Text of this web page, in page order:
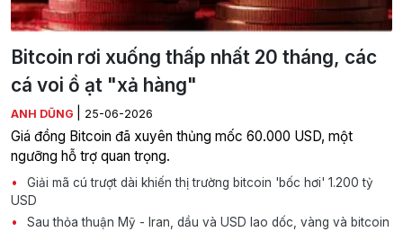
Bitcoin rơi xuống thấp nhất 20 tháng, các
cá voi ồ ạt "xả hàng"
ANH DŨNG 25-06-2026
Giá đồng Bitcoin đã xuyên thủng mốc 60.000 USD, một
ngưỡng hỗ trợ quan trọng.
Giải mã cú trượt dài khiến thị trường bitcoin 'bốc hơi' 1.200 tỷ
USD
Sau thỏa thuận Mỹ - Iran, dầu và USD lao dốc, vàng và bitcoin